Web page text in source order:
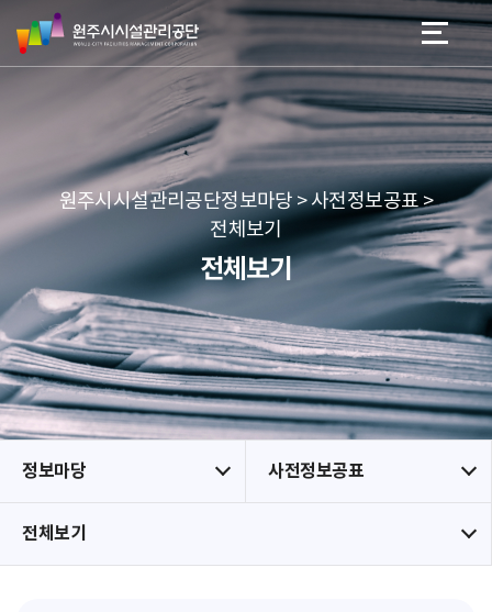
네
본문 바로가기
메뉴 바로가기
원
주
시
리
공
단
원주시시설관리공단정보마당 > 사전정보공표 >
전체보기
전체보기
정보마당 사전정보공표
전체보기